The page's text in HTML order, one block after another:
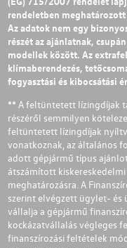
rendeletben
Az adatok nem egy
részét az ajánlatnak,
modellek között. Az
klímaberendezés,
fogyasztási és kibocsátási
** A feltüntetett lízingdíjak
részéről semmilyen
feltüntetett lízingdíjak
vonatkoznak, az általános
adott gépjármű típus
átszámított
meghatározásra. A
szerint elvégzett ügylet-
vállalja a gépjármű
kockázatvállalás végleges
finanszírozási feltételek